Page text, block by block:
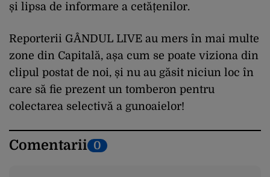
și lipsa de informare a cetățenilor.
Reporterii GÂNDUL LIVE au mers în mai multe
zone din Capitală, așa cum se poate viziona din
clipul postat de noi, și nu au găsit niciun loc în
care să fie prezent un tomberon pentru
colectarea selectivă a gunoaielor!
Comentarii 0